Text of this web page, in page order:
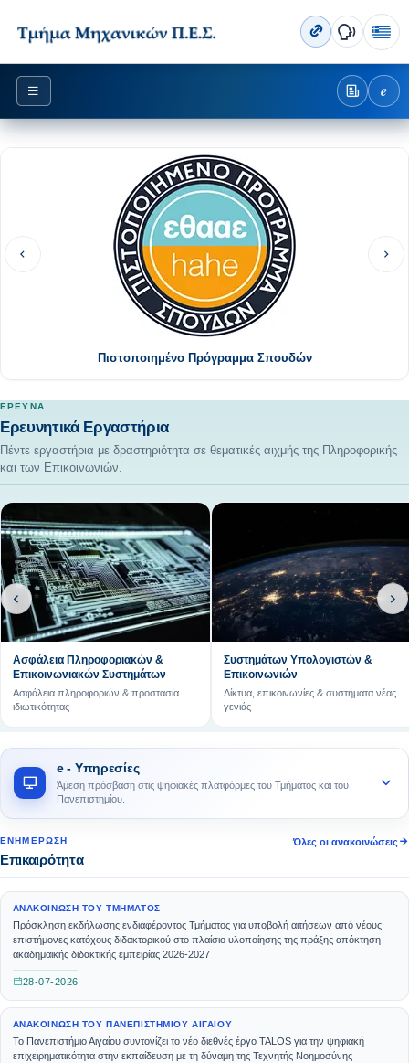
e
Πιστοποιημένο Πρόγραμμα Σπουδών
ΈΡΕΥΝΑ
Ερευνητικά Εργαστήρια
Πέντε εργαστήρια με δραστηριότητα σε θεματικές αιχμής της Πληροφορικής
και των Επικοινωνιών.
Ασφάλεια Πληροφοριακών &
Επικοινωνιακών Συστημάτων
Ασφάλεια πληροφοριών & προστασία
ιδιωτικότητας
Συστημάτων Υπολογιστών &
Επικοινωνιών
Δίκτυα, επικοινωνίες & συστήματα νέας
γενιάς
e - Υπηρεσίες
Άμεση πρόσβαση στις ψηφιακές πλατφόρμες του Τμήματος και του
Πανεπιστημίου.
ΕΝΗΜΈΡΩΣΗ
Επικαιρότητα
Όλες οι ανακοινώσεις
ΑΝΑΚΟΊΝΩΣΗ ΤΟΥ ΤΜΉΜΑΤΟΣ
Πρόσκληση εκδήλωσης ενδιαφέροντος Τμήματος για υποβολή αιτήσεων από νέους
επιστήμονες κατόχους διδακτορικού στο πλαίσιο υλοποίησης της πράξης απόκτηση
ακαδημαϊκής διδακτικής εμπειρίας 2026-2027
28-07-2026
ΑΝΑΚΟΊΝΩΣΗ ΤΟΥ ΠΑΝΕΠΙΣΤΗΜΊΟΥ ΑΙΓΑΊΟΥ
Το Πανεπιστήμιο Αιγαίου συντονίζει το νέο διεθνές έργο TALOS για την ψηφιακή
επιχειρηματικότητα στην εκπαίδευση με τη δύναμη της Τεχνητής Νοημοσύνης